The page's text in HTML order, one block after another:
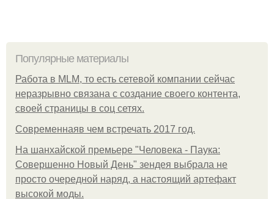
Популярные материалы
Работа в MLM, то есть сетевой компании сейчас
неразрывно связана с создание своего контента,
своей страницы в соц сетях.
Современнаяв чем встречать 2017 год.
На шанхайской премьере "Человека - Паука:
Совершенно Новый День" зендея выбрала не
просто очередной наряд, а настоящий артефакт
высокой моды.